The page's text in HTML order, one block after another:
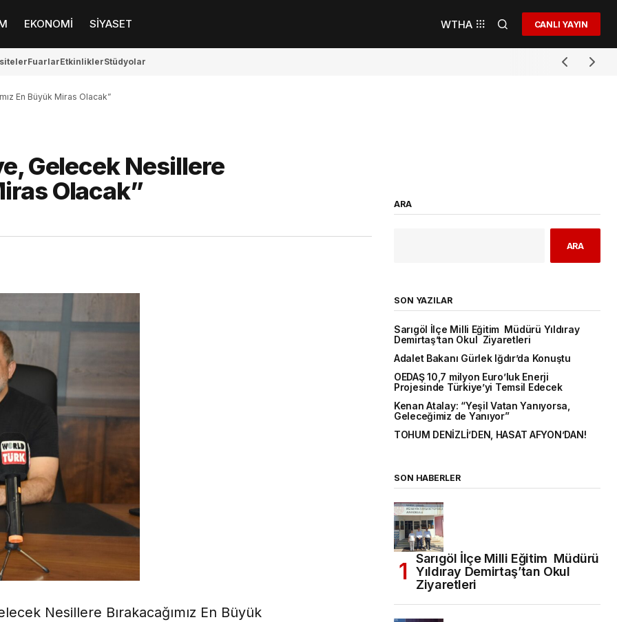
EKONOMİ SİYASET WTHA CANLI YAYIN
FuarlarEtkinliklerStüdyolar
En Büyük Miras Olacak”
Gelecek Nesillere
Olacak”
Nesillere Bırakacağımız En Büyük
ARA
ARA
SON YAZILAR
Sarıgöl İlçe Milli Eğitim Müdürü Yıldıray
Demirtaş’tan Okul Ziyaretleri
Adalet Bakanı Gürlek Iğdır’da Konuştu
OEDAŞ 10,7 milyon Euro’luk Enerji
Projesinde Türkiye’yi Temsil Edecek
Kenan Atalay: “Yeşil Vatan Yanıyorsa,
Geleceğimiz de Yanıyor”
TOHUM DENİZLİ’DEN, HASAT AFYON’DAN!
SON HABERLER
Sarıgöl İlçe Milli Eğitim Müdürü
Yıldıray Demirtaş’tan Okul
Ziyaretleri